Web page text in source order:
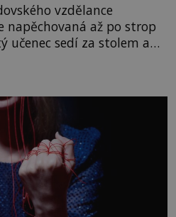
vzdělance
napěchovaná až po strop
učenec sedí za stolem a
jeden z nejzáhadnějších
nebo jde o pouhou
pobývá